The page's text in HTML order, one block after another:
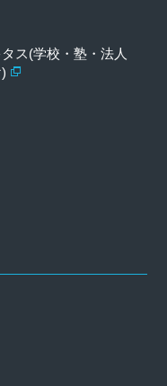
ス(学校・塾・法人